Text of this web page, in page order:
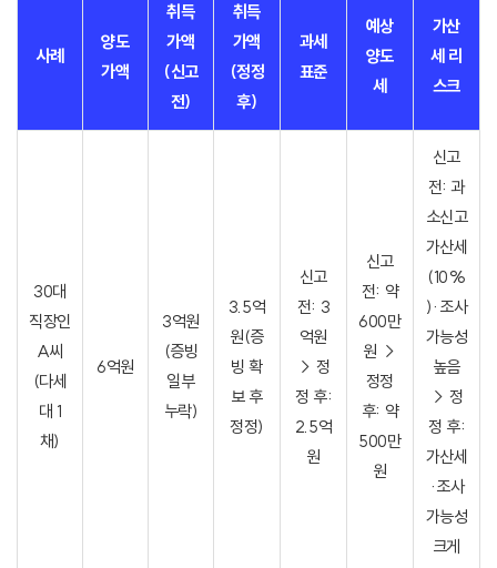
사례
양도
가액
취득
가액
(신고
전)
취득
가액
(정정
후)
과세
표준
예상
양도
세
가산
세 리
스크
30대
직장인
A씨
(다세
대 1
채)
6억원
3억원
(증빙
일부
누락)
3.5억
원(증
빙 확
보 후
정정)
신고
전: 3
억원
→ 정
정 후:
2.5억
원
신고
전: 약
600만
원 →
정정
후: 약
500만
원
신고
전: 과
소신고
가산세
(10%
)·조사
가능성
높음
→ 정
정 후:
가산세
·조사
가능성
크게